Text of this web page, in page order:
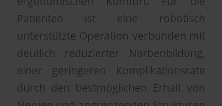
Patienten ist eine robotisch
unterstützte Operation verbunden mit
deutlich reduzierter Narbenbildung,
einer geringeren Komplikationsrate
durch den bestmöglichen Erhalt von